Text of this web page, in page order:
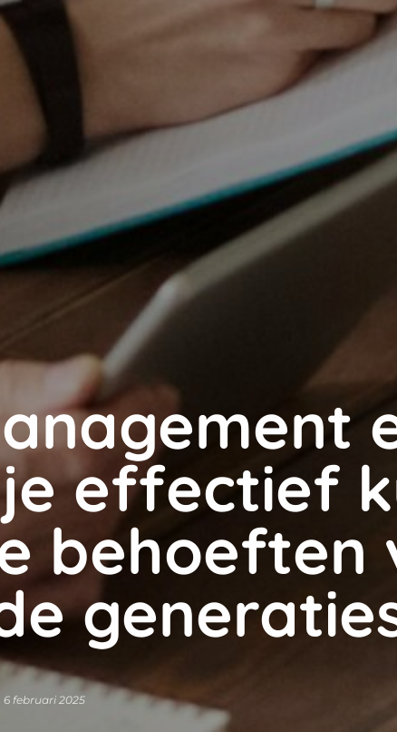
effectief
behoeften
6 februari 2025